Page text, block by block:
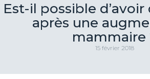
Est-il possible
après une
mammaire
15 février 2018